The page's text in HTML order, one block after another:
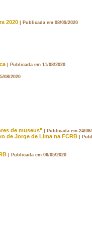
2020 | Publicada em 08/09/2020
| Publicada em 11/08/2020
08/2020
de museus" | Publicada em 24/
de Jorge de Lima na FCRB |
| Publicada em 06/05/2020